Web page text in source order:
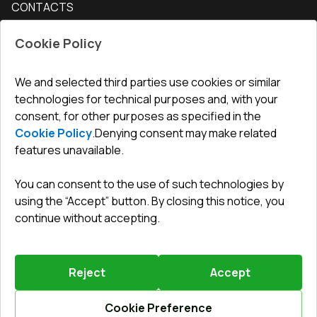
Interior doors
How to measure windows
For companies, cooperation
Conditions for returning goods
Guarantee
CONTACTS
undefined(undefined)
info@toptechnik.com.pl
Polityka prywatności
REGULAMIN
©2026.All right reserved.Powered byVitrager.com.
Report a problem?
Cookie Policy
We and selected third parties use cookies or similar
technologies for technical purposes and, with your
consent, for other purposes as specified in the
Cookie Policy.Denying consent may make related
features unavailable.
You can consent to the use of such technologies by
using the “Accept” button. By closing this notice, you
continue without accepting.
Reject Accept
Cookie Preference